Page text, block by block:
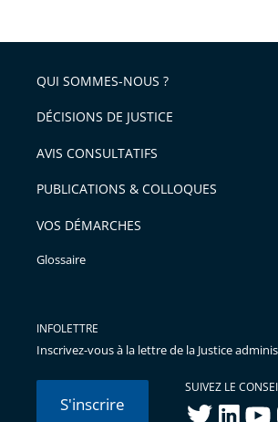
QUI SOMMES-NOUS ?
DÉCISIONS DE JUSTICE
AVIS CONSULTATIFS
PUBLICATIONS & COLLOQUES
VOS DÉMARCHES
Glossaire
INFOLETTRE
Inscrivez-vous à la lettre de la Justice
S'inscrire
SUIVEZ LE
twitterlinkedIn